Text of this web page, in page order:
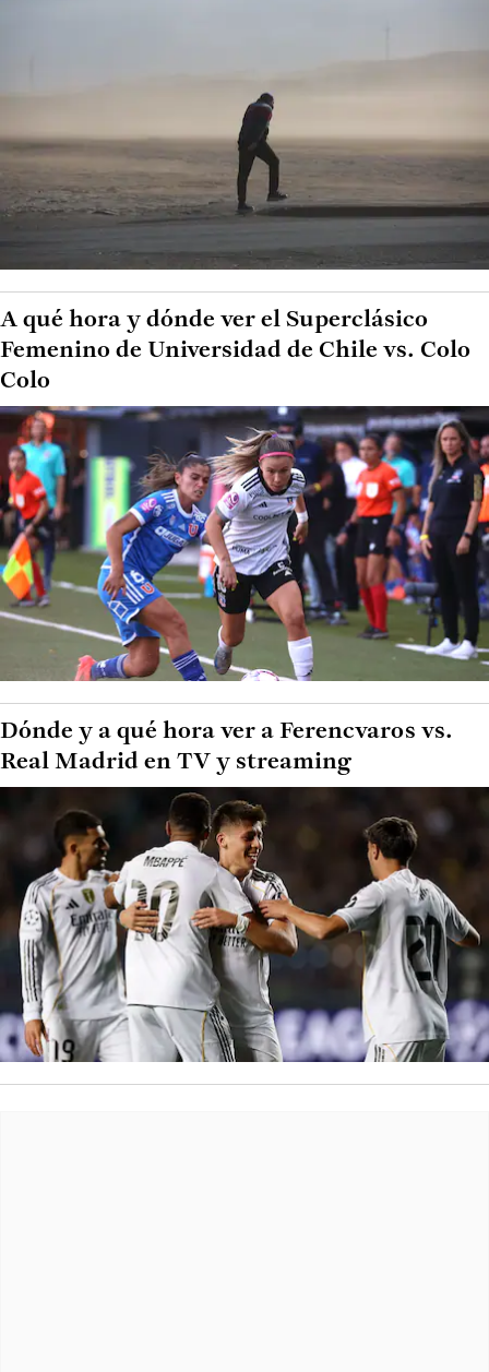
A qué hora y dónde ver el Superclásico
Femenino de Universidad de Chile vs. Colo
Colo
Dónde y a qué hora ver a Ferencvaros vs.
Real Madrid en TV y streaming